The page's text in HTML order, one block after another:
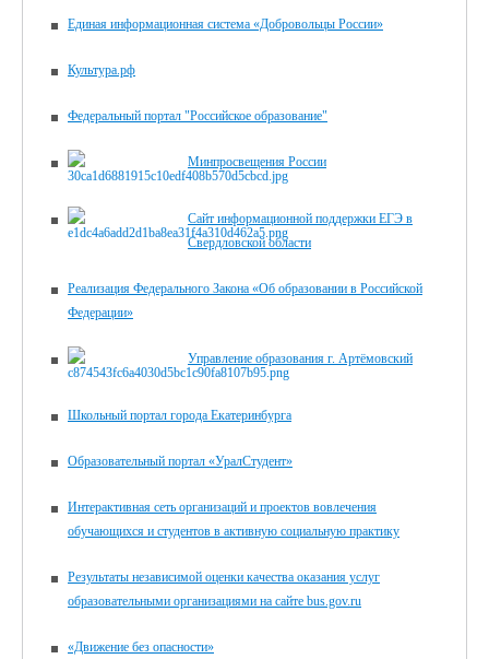
Единая информационная система «Добровольцы России»
Культура.рф
Федеральный портал "Российское образование"
Минпросвещения России
Сайт информационной поддержки ЕГЭ в
Свердловской области
Реализация Федерального Закона «Об образовании в Российской
Федерации»
Управление образования г. Артёмовский
Школьный портал города Екатеринбурга
Образовательный портал «УралСтудент»
Интерактивная сеть организаций и проектов вовлечения
обучающихся и студентов в активную социальную практику
Результаты независимой оценки качества оказания услуг
образовательными организациями на сайте bus.gov.ru
«Движение без опасности»